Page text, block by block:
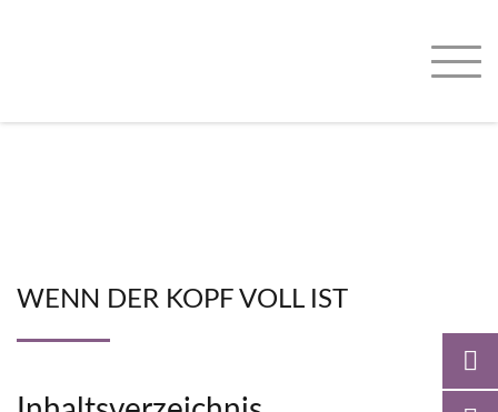
WENN DER KOPF VOLL IST